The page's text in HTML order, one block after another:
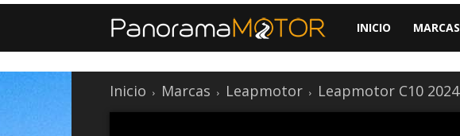
INICIO MARCAS
Inicio Marcas Leapmotor Leapmotor C10 2024